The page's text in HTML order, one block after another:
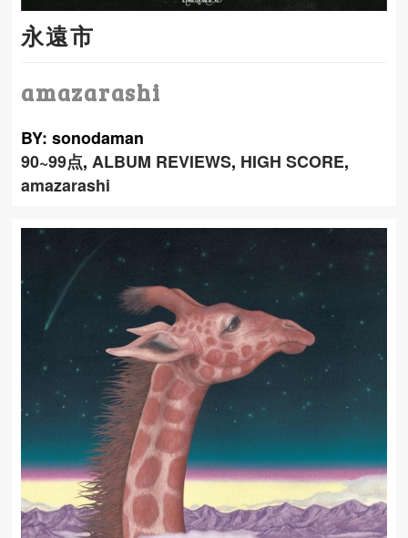
永遠市
amazarashi
BY: sonodaman
90~99点,ALBUM REVIEWS, HIGH SCORE,
amazarashi